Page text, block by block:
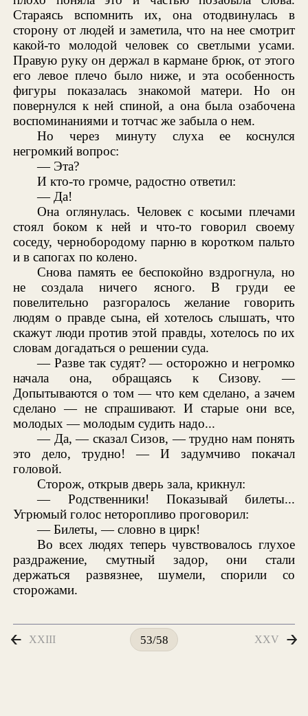
Стараясь вспомнить их, она отодвинулась в
сторону от людей и заметила, что на нее смотрит
какой-то молодой человек со светлыми усами.
Правую руку он держал в кармане брюк, от этого
его левое плечо было ниже, и эта особенность
фигуры показалась знакомой матери. Но он
повернулся к ней спиной, а она была озабочена
воспоминаниями и тотчас же забыла о нем.
Но через минуту слуха ее коснулся
негромкий вопрос:
— Эта?
И кто-то громче, радостно ответил:
— Да!
Она оглянулась. Человек с косыми плечами
стоял боком к ней и что-то говорил своему
соседу, чернобородому парню в коротком пальто
и в сапогах по колено.
Снова память ее беспокойно вздрогнула, но
не создала ничего ясного. В груди ее
повелительно разгоралось желание говорить
людям о правде сына, ей хотелось слышать, что
скажут люди против этой правды, хотелось по их
словам догадаться о решении суда.
— Разве так судят? — осторожно и негромко
начала она, обращаясь к Сизову. —
Допытываются о том — что кем сделано, а зачем
сделано — не спрашивают. И старые они все,
молодых — молодым судить надо...
— Да, — сказал Сизов, — трудно нам понять
это дело, трудно! — И задумчиво покачал
головой.
Сторож, открыв дверь зала, крикнул:
— Родственники! Показывай билеты...
Угрюмый голос неторопливо проговорил:
— Билеты, — словно в цирк!
Во всех людях теперь чувствовалось глухое
раздражение, смутный задор, они стали
держаться развязнее, шумели, спорили со
сторожами.
XXIII 53/58 XXV